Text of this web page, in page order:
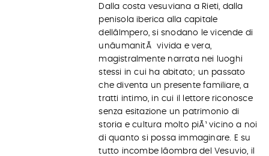
Dalla costa vesuviana a Rieti, dalla
penisola iberica alla capitale
dellâImpero, si snodano le vicende di
unâumanitÃ vivida e vera,
magistralmente narrata nei luoghi
stessi in cui ha abitato; un passato
che diventa un presente familiare, a
tratti intimo, in cui il lettore riconosce
senza esitazione un patrimonio di
storia e cultura molto piÃ¹ vicino a noi
di quanto si possa immaginare. E su
tutto incombe lâombra del Vesuvio, il